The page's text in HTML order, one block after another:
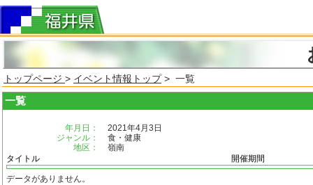
トップページ > イベント情報トップ> 一覧
一覧
年月日：
2021年4月3日
ジャンル：
食・健康
地区：
嶺南
タイトル
開催期間
データがありません。